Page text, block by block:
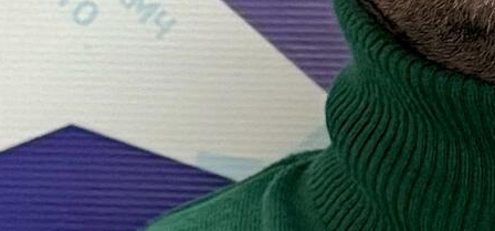
Опишите ситуацию
Я даю согласие на обработкуперсональных данных